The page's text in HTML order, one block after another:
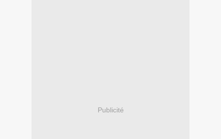
Publicité